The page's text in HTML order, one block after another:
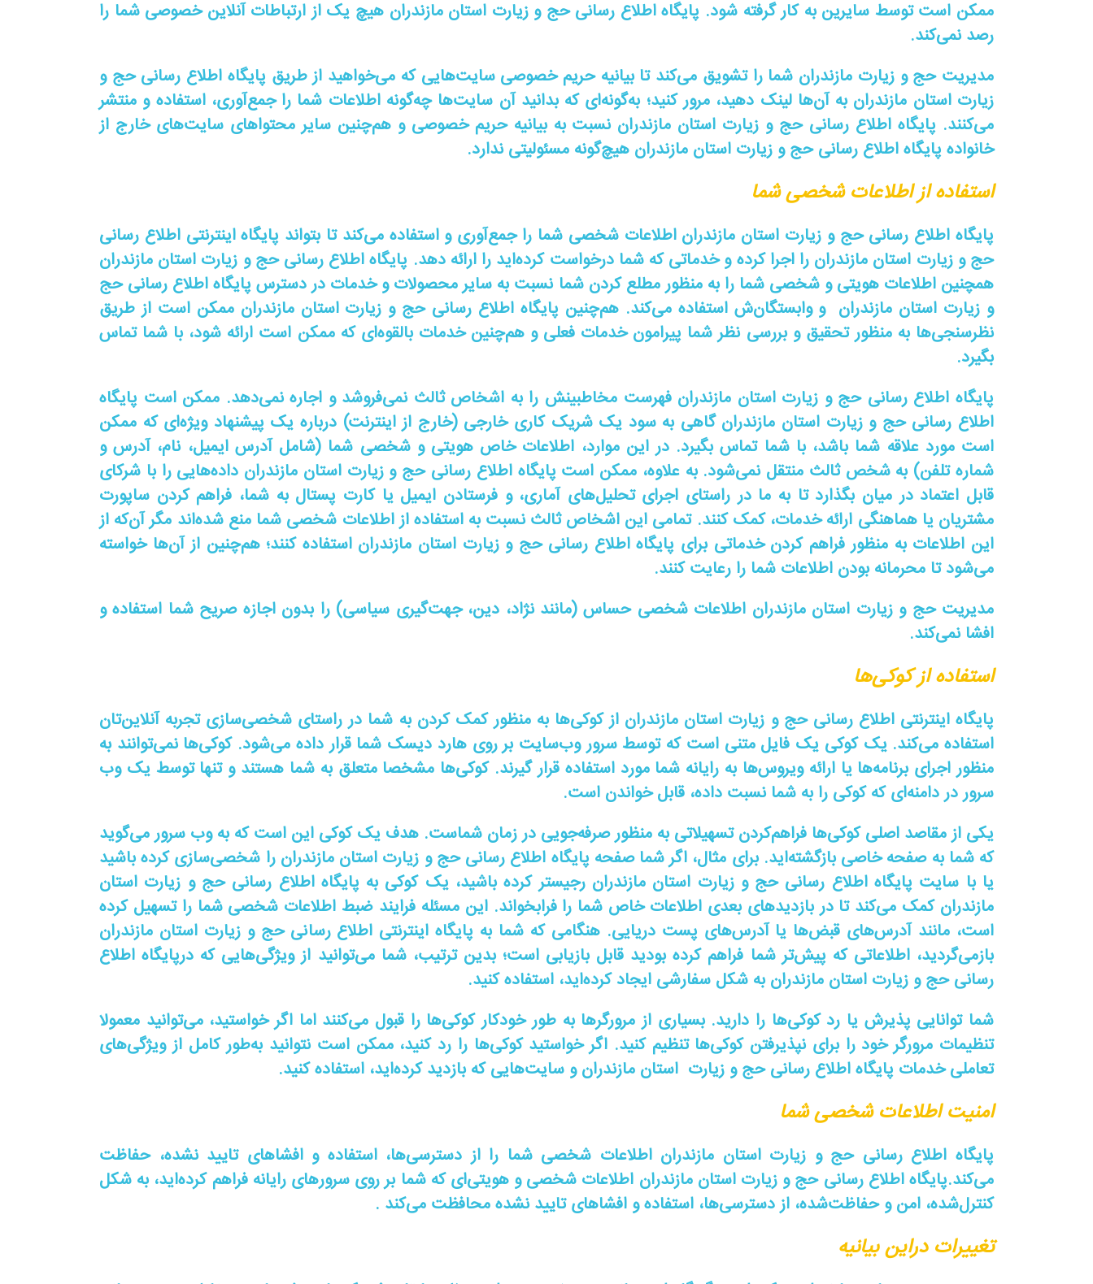
ممکن است توسط سایرین به کار گرفته شود. پایگاه اطلاع رسانی حج و زیارت استان مازندران هیچ یک از ارتباطات آنلاین خصوصی شما را
رصد نمی‌کند.
مدیریت حج و زیارت مازندران شما را تشویق می‌کند تا بیانیه حریم خصوصی سایت‌هایی که می‌خواهید از طریق پایگاه اطلاع رسانی حج و
زیارت استان مازندران به آن‌ها لینک دهید، مرور کنید؛ به‌گونه‌ای که بدانید آن سایت‌ها چه‌گونه اطلاعات شما را جمع‌آوری، استفاده و منتشر
می‌کنند. پایگاه اطلاع رسانی حج و زیارت استان مازندران نسبت به بیانیه حریم خصوصی و هم‌چنین سایر محتواهای سایت‌های خارج از
خانواده پایگاه اطلاع رسانی حج و زیارت استان مازندران هیچ‌گونه مسئولیتی ندارد.
استفاده از اطلاعات شخصی شما
پایگاه اطلاع رسانی حج و زیارت استان مازندران اطلاعات شخصی شما را جمع‌آوری و استفاده می‌کند تا بتواند پایگاه اینترنتی اطلاع رسانی
حج و زیارت استان مازندران را اجرا کرده و خدماتی که شما درخواست کرده‌اید را ارائه دهد. پایگاه اطلاع رسانی حج و زیارت استان مازندران
همچنین اطلاعات هویتی و شخصی شما را به منظور مطلع کردن شما نسبت به سایر محصولات و خدمات در دسترس پایگاه اطلاع رسانی حج
و زیارت استان مازندران و وابستگان‌ش استفاده می‌کند. هم‌چنین پایگاه اطلاع رسانی حج و زیارت استان مازندران ممکن است از طریق
نظرسنجی‌ها به منظور تحقیق و بررسی نظر شما پیرامون خدمات فعلی و هم‌چنین خدمات بالقوه‌ای که ممکن است ارائه شود، با شما تماس
بگیرد.
پایگاه اطلاع رسانی حج و زیارت استان مازندران فهرست مخاطبینش را به اشخاص ثالث نمی‌فروشد و اجاره نمی‌دهد. ممکن است پایگاه
اطلاع رسانی حج و زیارت استان مازندران گاهی به سود یک شریک کاری خارجی (خارج از اینترنت) درباره یک پیشنهاد ویژه‌ای که ممکن
است مورد علاقه شما باشد، با شما تماس بگیرد. در این موارد، اطلاعات خاص هویتی و شخصی شما (شامل آدرس ایمیل، نام، آدرس و
شماره تلفن) به شخص ثالث منتقل نمی‌شود. به علاوه، ممکن است پایگاه اطلاع رسانی حج و زیارت استان مازندران داده‌هایی را با شرکای
قابل اعتماد در میان بگذارد تا به ما در راستای اجرای تحلیل‌های آماری، و فرستادن ایمیل یا کارت پستال به شما، فراهم کردن ساپورت
مشتریان یا هماهنگی ارائه خدمات، کمک کنند. تمامی این اشخاص ثالث نسبت به استفاده از اطلاعات شخصی شما منع شده‌اند مگر آن‌که از
این اطلاعات به منظور فراهم کردن خدماتی برای پایگاه اطلاع رسانی حج و زیارت استان مازندران استفاده کنند؛ هم‌چنین از آن‌ها خواسته
می‌شود تا محرمانه بودن اطلاعات شما را رعایت کنند.
مدیریت حج و زیارت استان مازندران اطلاعات شخصی حساس (مانند نژاد، دین، جهت‌گیری سیاسی) را بدون اجازه صریح شما استفاده و
افشا نمی‌کند.
استفاده از کوکی‌ها
پایگاه اینترنتی اطلاع رسانی حج و زیارت استان مازندران از کوکی‌ها به منظور کمک کردن به شما در راستای شخصی‌سازی تجربه آنلاین‌تان
استفاده می‌کند. یک کوکی یک فایل متنی است که توسط سرور وب‌سایت بر روی هارد دیسک شما قرار داده می‌شود. کوکی‌ها نمی‌توانند به
منظور اجرای برنامه‌ها یا ارائه ویروس‌ها به رایانه شما مورد استفاده قرار گیرند. کوکی‌ها مشخصا متعلق به شما هستند و تنها توسط یک وب
سرور در دامنه‌ای که کوکی را به شما نسبت داده، قابل خواندن است.
یکی از مقاصد اصلی کوکی‌ها فراهم‌کردن تسهیلاتی به منظور صرفه‌جویی در زمان شماست. هدف یک کوکی این است که به وب سرور می‌گوید
که شما به صفحه خاصی بازگشته‌اید. برای مثال، اگر شما صفحه پایگاه اطلاع رسانی حج و زیارت استان مازندران را شخصی‌سازی کرده باشید
یا با سایت پایگاه اطلاع رسانی حج و زیارت استان مازندران رجیستر کرده باشید، یک کوکی به پایگاه اطلاع رسانی حج و زیارت استان
مازندران کمک می‌کند تا در بازدیدهای بعدی اطلاعات خاص شما را فرابخواند. این مسئله فرایند ضبط اطلاعات شخصی شما را تسهیل کرده
است، مانند آدرس‌های قبض‌ها یا آدرس‌های پست دریایی. هنگامی که شما به پایگاه اینترنتی اطلاع رسانی حج و زیارت استان مازندران
بازمی‌گردید، اطلاعاتی که پیش‌تر شما فراهم کرده بودید قابل بازیابی است؛ بدین ترتیب، شما می‌توانید از ویژگی‌هایی که درپایگاه اطلاع
رسانی حج و زیارت استان مازندران به شکل سفارشی ایجاد کرده‌اید، استفاده کنید.
شما توانایی پذیرش یا رد کوکی‌ها را دارید. بسیاری از مرورگرها به طور خودکار کوکی‌ها را قبول می‌کنند اما اگر خواستید، می‌توانید معمولا
تنظیمات مرورگر خود را برای نپذیرفتن کوکی‌ها تنظیم کنید. اگر خواستید کوکی‌ها را رد کنید، ممکن است ‌نتوانید به‌طور کامل از ویژگی‌های
تعاملی خدمات پایگاه اطلاع رسانی حج و زیارت استان مازندران و سایت‌هایی که بازدید کرده‌اید، استفاده کنید.
امنیت اطلاعات شخصی شما
پایگاه اطلاع رسانی حج و زیارت استان مازندران اطلاعات شخصی شما را از دسترسی‌ها، استفاده و افشاهای تایید نشده، حفاظت
می‌کند.پایگاه اطلاع رسانی حج و زیارت استان مازندران اطلاعات شخصی و هویتی‌ای که شما بر روی سرورهای رایانه فراهم کرده‌اید، به شکل
کنترل‌شده، امن و حفاظت‌شده، از دسترسی‌ها، استفاده و افشاهای تایید نشده محافظت می‌کند .
تغییرات دراین بیانیه